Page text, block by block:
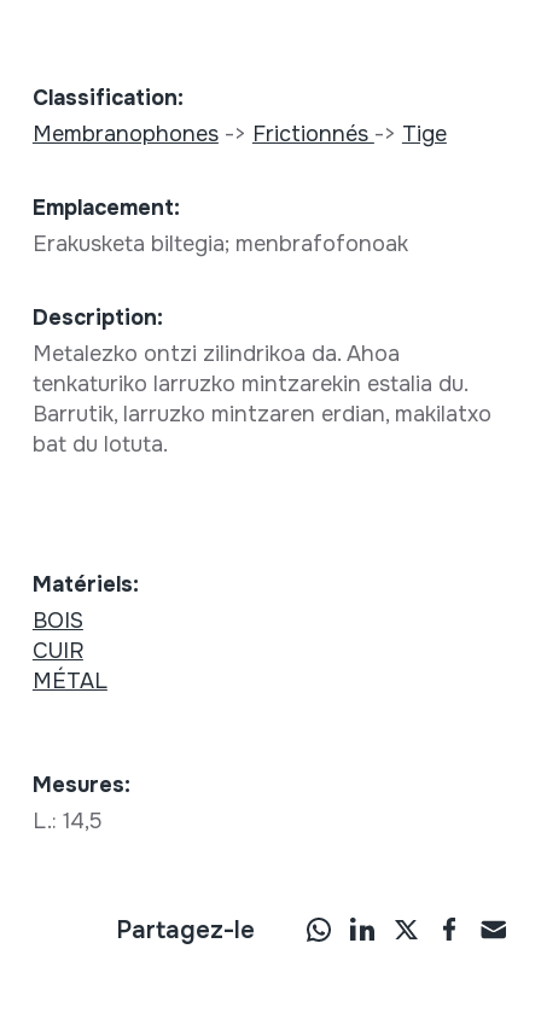
Classification:
Membranophones-> Frictionnés -> Tige
Emplacement:
Erakusketa biltegia; menbrafofonoak
Description:
Metalezko ontzi zilindrikoa da. Ahoa
tenkaturiko larruzko mintzarekin estalia du.
Barrutik, larruzko mintzaren erdian, makilatxo
bat du lotuta.
Matériels:
BOIS
CUIR
MÉTAL
Mesures:
L.: 14,5
Partagez-le